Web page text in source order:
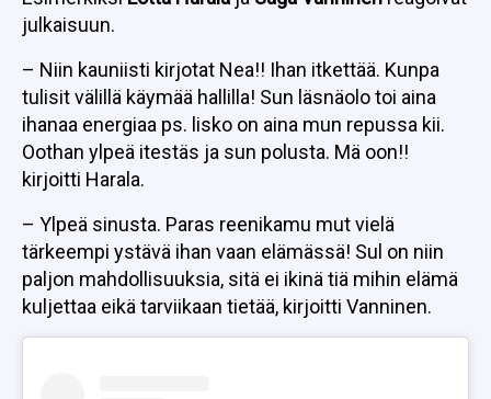
julkaisuun.
– Niin kauniisti kirjotat Nea!! Ihan itkettää. Kunpa
tulisit välillä käymää hallilla! Sun läsnäolo toi aina
ihanaa energiaa ps. lisko on aina mun repussa kii.
Oothan ylpeä itestäs ja sun polusta. Mä oon!!
kirjoitti Harala.
– Ylpeä sinusta. Paras reenikamu mut vielä
tärkeempi ystävä ihan vaan elämässä! Sul on niin
paljon mahdollisuuksia, sitä ei ikinä tiä mihin elämä
kuljettaa eikä tarviikaan tietää, kirjoitti Vanninen.